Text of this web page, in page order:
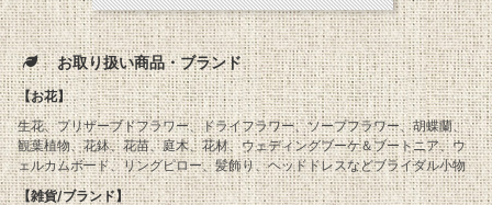
お取り扱い商品・ブランド
【お花】
生花、プリザーブドフラワー、ドライフラワー、ソープフラワー、胡蝶蘭、
観葉植物、花鉢、花苗、庭木、花材、ウェディングブーケ＆ブートニア、ウ
ェルカムボード、リングピロー、髪飾り、ヘッドドレスなどブライダル小物
【雑貨/ブランド】